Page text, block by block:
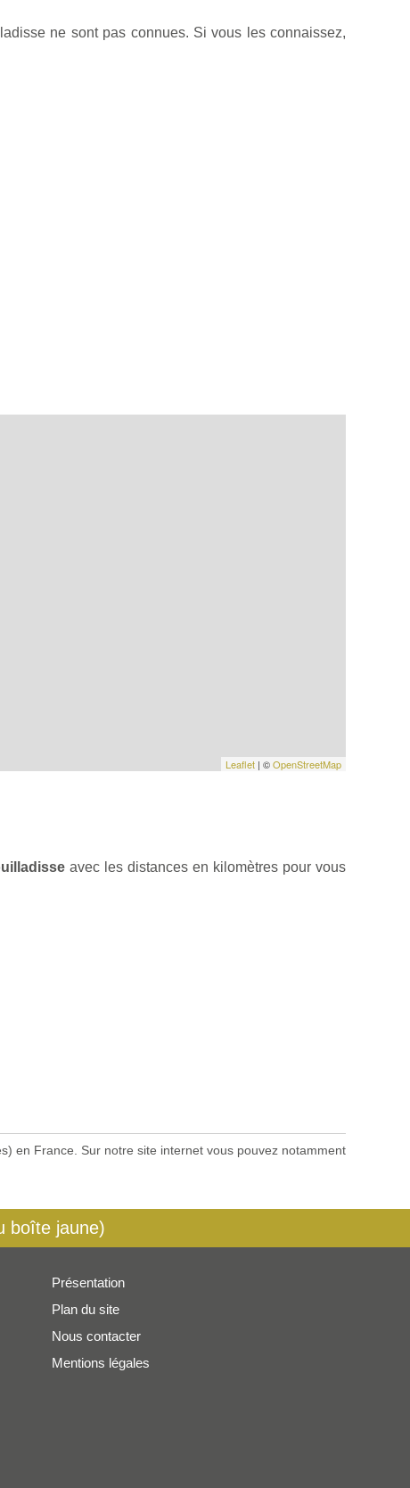
ne sont pas connues. Si vous les connaissez,
Leaflet | ©OpenStreetMap
avec les distances en kilomètres pour vous
en France. Sur notre site internet vous pouvez notamment
boîte jaune)
Présentation
Plan du site
Nous contacter
Mentions légales